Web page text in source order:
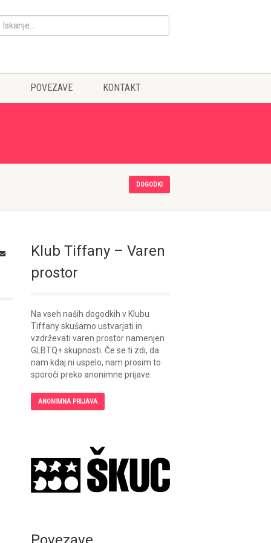
POVEZAVE KONTAKT
DOGODKI
Klub Tiffany – Varen
prostor
Na vseh naših dogodkih v Klubu
Tiffany skušamo ustvarjati in
vzdrževati varen prostor namenjen
GLBTQ+ skupnosti. Če se ti zdi, da
nam kdaj ni uspelo, nam prosim to
sporoči preko anonimne prijave.
ANONIMNA PRIJAVA